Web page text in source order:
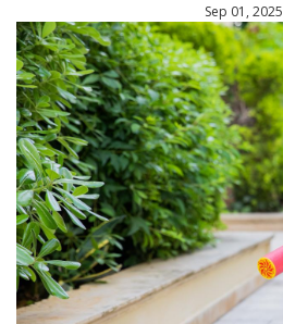
Sep 01, 2025